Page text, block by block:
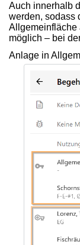
Auch innerhalb
werden, sodass
Allgemeinfläche
möglich – bei
Anlage in